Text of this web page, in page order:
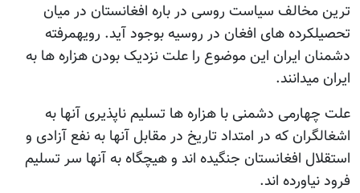
ترین مخالف سیاست روسی در باره افغانستان در میان
تحصیلکرده های افغان در روسیه بوجود آید. رویهمرفته
دشمنان ایران این موضوع را علت نزدیک بودن هزاره ها به
ایران میدانند.
علت چهارمی دشمنی با هزاره ها تسلیم ناپذیری آنها به
اشغالگران که در امتداد تاریخ در مقابل آنها به نفع آزادی و
استقلال افغانستان جنگیده اند و هیچگاه به آنها سر تسلیم
فرود نیاورده اند.